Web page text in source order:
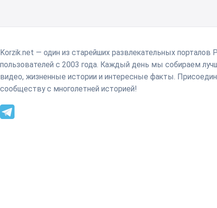
Korzik.net — один из старейших развлекательных порталов
пользователей с 2003 года. Каждый день мы собираем
видео, жизненные истории и интересные факты.
сообществу с многолетней историей!